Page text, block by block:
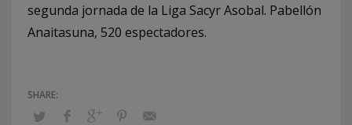
segunda jornada de la Liga Sacyr Asobal. Pabellón
Anaitasuna, 520 espectadores.